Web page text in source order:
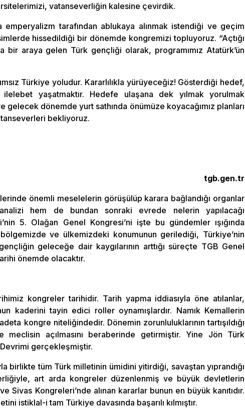
vatanseverliğin kalesine çevirdik.
tarafından ablukaya alınmak istendiği ve geçim
hissedildiği bir dönemde kongremizi topluyoruz. “Açtığı
bir araya gelen Türk gençliği olarak, programımız Atatürk’ün
Türkiye yoludur. Kararlılıkla yürüyeceğiz! Gösterdiği hedef,
ilelebet yaşatmaktır. Hedefe ulaşana dek yılmak yorulmak
gelecek dönemde yurt sathında önümüze koyacağımız planları
bekliyoruz.
tgb.gen.tr
önemli meselelerin görüşülüp karara bağlandığı organlar
hem de bundan sonraki evrede nelerin yapılacağı
5. Olağan Genel Kongresi’ni işte bu gündemler ışığında
ve ülkemizdeki konumunun gerilediği, Türkiye’nin
geleceğe dair kaygılarının arttığı süreçte TGB Genel
önemde olacaktır.
kongreler tarihidir. Tarih yapma iddiasıyla öne atılanlar,
kaderini tayin edici roller oynamışlardır. Namık Kemallerin
kongre niteliğindedir. Dönemin zorunluluklarının tartışıldığı
meclisin açılmasını beraberinde getirmiştir. Yine Jön Türk
gerçekleşmiştir.
birlikte tüm Türk milletinin ümidini yitirdiği, savaştan yıprandığı
art arda kongreler düzenlenmiş ve büyük devletlerin
Kongreleri’nde alınan kararlar bunun en büyük kanıtıdır.
istiklal-i tam Türkiye davasında başarılı kılmıştır.